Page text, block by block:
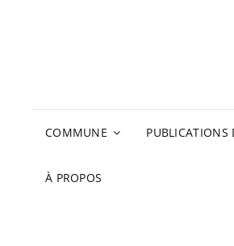
COMMUNE PUBLICATIONS
À PROPOS